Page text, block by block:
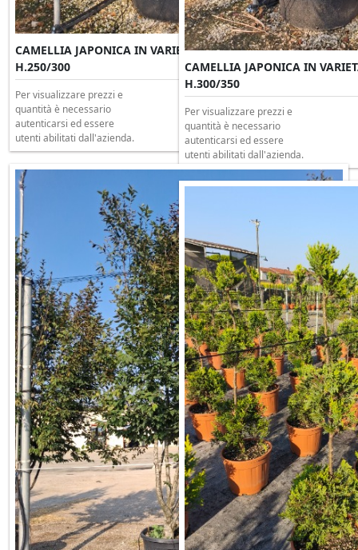
CAMELLIA JAPONICA IN VARIETA' Multitronco Clt 375
H.250/300
Per visualizzare prezzi e
quantità è necessario
autenticarsi ed essere
utenti abilitati dall'azienda.
CAMELLIA JAPONICA IN
H.300/350
Per visualizzare prezzi e
quantità è necessario
autenticarsi ed essere
utenti abilitati dall'azienda.